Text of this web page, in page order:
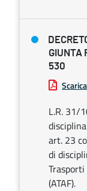
GIUNTA
530
Scarica
L.R. 31/
art. 23
di
(ATAF).